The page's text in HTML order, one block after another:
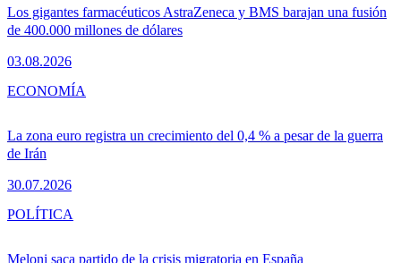
Los gigantes farmacéuticos AstraZeneca y BMS barajan una fusión
de 400.000 millones de dólares
03.08.2026
La zona euro registra un crecimiento del 0,4 % a pesar de la guerra
de Irán
30.07.2026
ECONOMÍA
Meloni saca partido de la crisis migratoria en España
POLÍTICA